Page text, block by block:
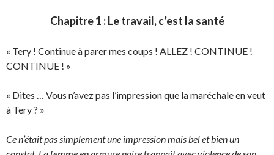
Chapitre 1 : Le travail, c’est la santé
« Tery ! Continue à parer mes coups ! ALLEZ ! CONTINUE !
CONTINUE ! »
« Dites … Vous n’avez pas l’impression que la maréchale en veut
à Tery ? »
Ce n’était pas simplement une impression mais bel et bien un